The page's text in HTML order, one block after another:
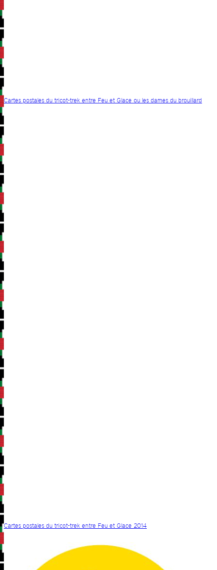
Cartes postales du tricot-trek entre Feu et Glace ou les dames du brouillard
Cartes postales du tricot-trek entre Feu et Glace 2014